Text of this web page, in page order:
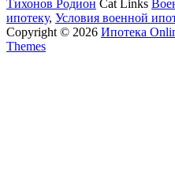
Тихонов Родион Cat Links
ипотеку, Условия военной
Copyright © 2026 Ипотека
Themes